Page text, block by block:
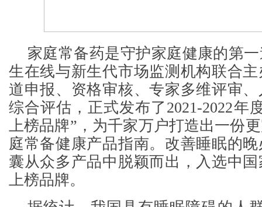
家庭常备药是守护家庭健康的第
生在线与新生代市场监测机构联合
道申报、资格审核、专家多维评审
综合评估，正式发布了2021-2022年
上榜品牌”，为千家万户打造出一份
庭常备健康产品指南。改善睡眠的
囊从众多产品中脱颖而出，入选中
上榜品牌。